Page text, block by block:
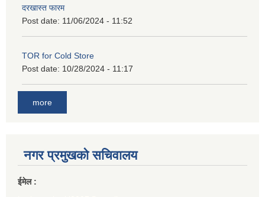
दरखास्त फारम
Post date: 11/06/2024 - 11:52
TOR for Cold Store
Post date: 10/28/2024 - 11:17
more
नगर प्रमुखको सचिवालय
ईमेल :